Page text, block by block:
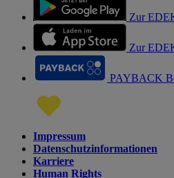
Zur
Zur
PAYBACK
Impressum
Datenschutzinformationen
Karriere
Human Rights